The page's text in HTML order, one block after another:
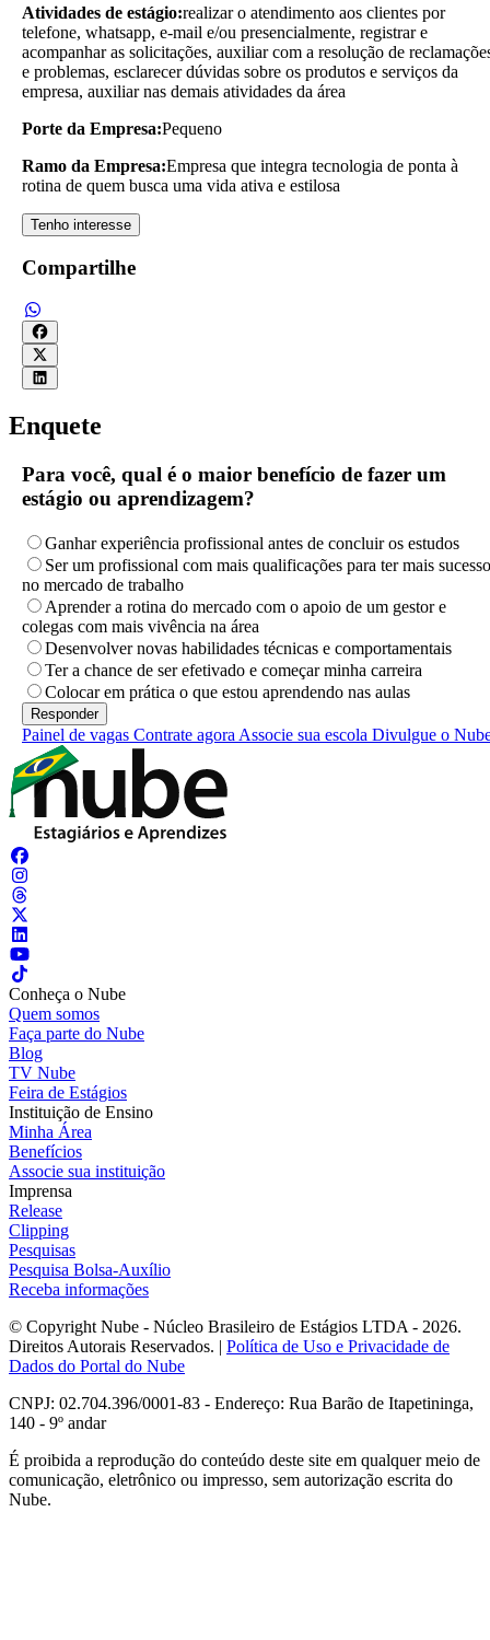
Atividades de estágio:realizar o atendimento aos clientes por
telefone, whatsapp, e-mail e/ou presencialmente, registrar e
acompanhar as solicitações, auxiliar com a resolução de
e problemas, esclarecer dúvidas sobre os produtos e serviços da
empresa, auxiliar nas demais atividades da área
Porte da Empresa:Pequeno
Ramo da Empresa:Empresa que integra tecnologia de ponta à
rotina de quem busca uma vida ativa e estilosa
Tenho interesse
Compartilhe
Enquete
Para você, qual é o maior benefício de fazer um
estágio ou aprendizagem?
Ganhar experiência profissional antes de concluir os estudos
Ser um profissional com mais qualificações para ter mais sucesso
no mercado de trabalho
Aprender a rotina do mercado com o apoio de um gestor e
colegas com mais vivência na área
Desenvolver novas habilidades técnicas e comportamentais
Ter a chance de ser efetivado e começar minha carreira
Colocar em prática o que estou aprendendo nas aulas
Painel de vagas Contrate agora Associe sua escola Divulgue o
Conheça o Nube
Quem somos
Faça parte do Nube
Blog
TV Nube
Feira de Estágios
Instituição de Ensino
Minha Área
Benefícios
Associe sua instituição
Imprensa
Release
Clipping
Pesquisas
Pesquisa Bolsa-Auxílio
Receba informações
© Copyright Nube - Núcleo Brasileiro de Estágios LTDA - 2026.
Direitos Autorais Reservados. | Política de Uso e Privacidade de
Dados do Portal do Nube
CNPJ: 02.704.396/0001-83 - Endereço: Rua Barão de Itapetininga,
140 - 9º andar
É proibida a reprodução do conteúdo deste site em qualquer meio de
comunicação, eletrônico ou impresso, sem autorização escrita do
Nube.